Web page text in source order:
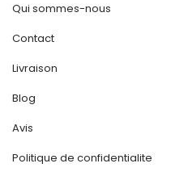
Qui sommes-nous
Contact
Livraison
Blog
Avis
Politique de confidentialite